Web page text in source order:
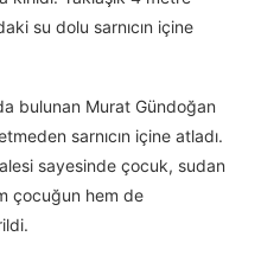
su dolu sarnıcın içine
bulunan Murat Gündoğan
sarnıcın içine atladı.
sayesinde çocuk, sudan
çocuğun hem de